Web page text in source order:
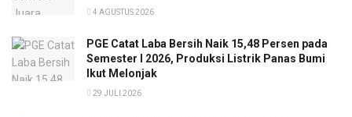
4 AGUSTUS 2026
PGE Catat Laba Bersih Naik 15,48 Persen pada
Semester I 2026, Produksi Listrik Panas Bumi
Ikut Melonjak
29 JULI 2026